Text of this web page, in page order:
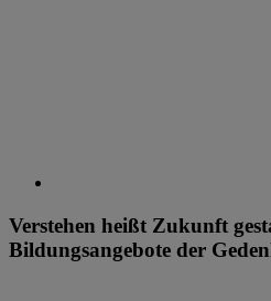
Verstehen heißt Zukunft
Bildungsangebote der